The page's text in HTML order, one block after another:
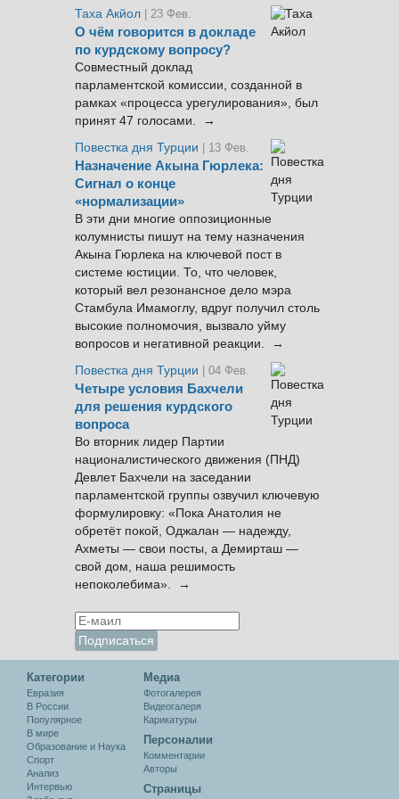
Таха Акйол | 23 Фев.
О чём говорится в докладе
по курдскому вопросу?
Совместный доклад
парламентской комиссии, созданной в
рамках «процесса урегулирования», был
принят 47 голосами. →
Повестка дня Турции
| 13 Фев.
Назначение Акына Гюрлека:
Сигнал о конце
«нормализации»
В эти дни многие оппозиционные
колумнисты пишут на тему назначения
Акына Гюрлека на ключевой пост в
системе юстиции. То, что человек,
который вел резонансное дело мэра
Стамбула Имамоглу, вдруг получил столь
высокие полномочия, вызвало уйму
вопросов и негативной реакции. →
Повестка дня Турции
| 04 Фев.
Четыре условия Бахчели
для решения курдского
вопроса
Во вторник лидер Партии
националистического движения (ПНД)
Девлет Бахчели на заседании
парламентской группы озвучил ключевую
формулировку: «Пока Анатолия не
обретёт покой, Оджалан — надежду,
Ахметы — свои посты, а Демирташ —
свой дом, наша решимость
непоколебима». →
Категории
Евразия
В России
Популярное
В мире
Образование и Наука
Спорт
Анализ
Интервью
Медиа
Фотогалерея
Видеогалеря
Карикатуры
Персоналии
Комментарии
Авторы
Cтраницы